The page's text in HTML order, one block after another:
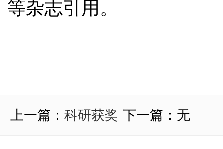
等杂志引用。
上一篇： 科研获奖 下一篇： 无